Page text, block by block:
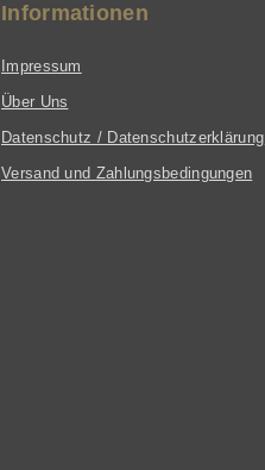
Informationen
Impressum
Über Uns
Datenschutz / Datenschutzerklärung
Versand und Zahlungsbedingungen